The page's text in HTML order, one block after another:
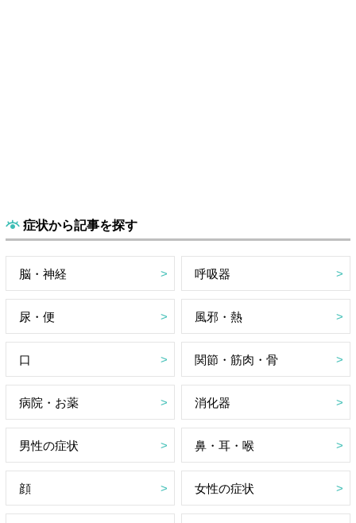
症状から記事を探す
脳・神経 呼吸器
尿・便 風邪・熱
口 関節・筋肉・骨
病院・お薬 消化器
男性の症状 鼻・耳・喉
顔 女性の症状